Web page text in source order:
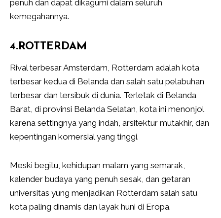
penuh dan dapat dikagumi dalam seluruh
kemegahannya.
4.ROTTERDAM
Rival terbesar Amsterdam, Rotterdam adalah kota
terbesar kedua di Belanda dan salah satu pelabuhan
terbesar dan tersibuk di dunia. Terletak di Belanda
Barat, di provinsi Belanda Selatan, kota ini menonjol
karena settingnya yang indah, arsitektur mutakhir, dan
kepentingan komersial yang tinggi.
Meski begitu, kehidupan malam yang semarak,
kalender budaya yang penuh sesak, dan getaran
universitas yung menjadikan Rotterdam salah satu
kota paling dinamis dan layak huni di Eropa.